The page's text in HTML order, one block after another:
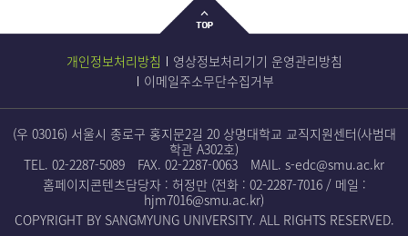
개인정보처리방침
영상정보처리기기 운영관리방침
이메일주소무단수집거부
(우 03016) 서울시 종로구 홍지문2길 20 상명대학교 교직지원센터(사범대
학관 A302호)
TEL. 02-2287-5089 FAX. 02-2287-0063 MAIL. s-edc@smu.ac.kr
홈페이지콘텐츠담당자 : 허정만 (전화 : 02-2287-7016/ 메일 :
hjm7016@smu.ac.kr)
COPYRIGHT BY SANGMYUNG UNIVERSITY. ALL RIGHTS RESERVED.